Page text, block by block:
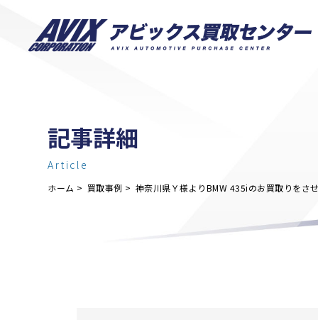
記事詳細
Article
ホーム 買取事例 神奈川県Ｙ様よりBMW 435iのお買取りをさ